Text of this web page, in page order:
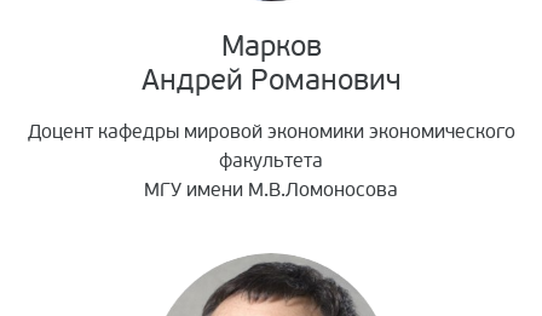
Марков
Андрей Романович
Доцент кафедры мировой экономики экономического
факультета
МГУ имени М.В.Ломоносова